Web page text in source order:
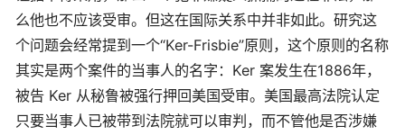
么他也不应该受审。但这在国际关系中并非如此。研究这
个问题会经常提到一个“Ker-Frisbie”原则，这个原则的名称
其实是两个案件的当事人的名字：Ker 案发生在1886年，
被告 Ker 从秘鲁被强行押回美国受审。美国最高法院认定
只要当事人已被带到法院就可以审判，而不管他是否涉嫌